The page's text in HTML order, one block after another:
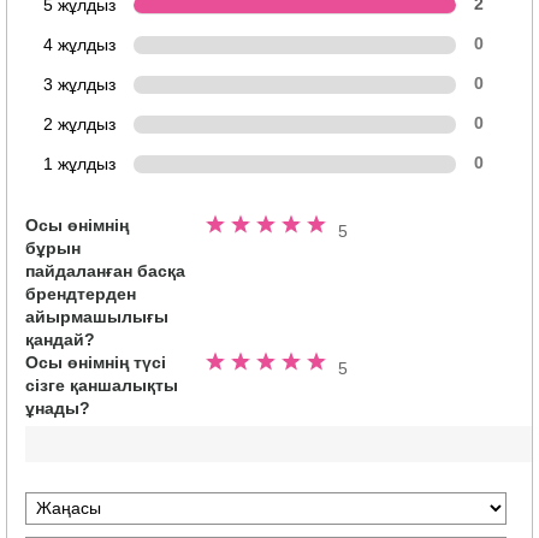
5 жұлдыз 2
4 жұлдыз 0
3 жұлдыз 0
2 жұлдыз 0
1 жұлдыз 0
Осы өнімнің
бұрын
пайдаланған басқа
брендтерден
айырмашылығы
қандай?
5
5
Осы өнімнің түсі
сізге қаншалықты
ұнады?
5
5